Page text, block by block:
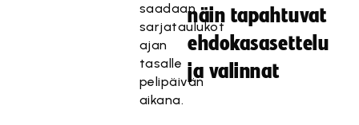
saadaan
sarjataulukot
ajan
tasalle
pelipäivän
aikana.
näin tapahtuvat
ehdokasasettelu
ja valinnat